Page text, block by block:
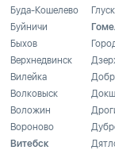
Буда-Кошелево
Буйничи
Быхов
Верхнедвинск
Вилейка
Волковыск
Воложин
Вороново
Витебск
Глуск